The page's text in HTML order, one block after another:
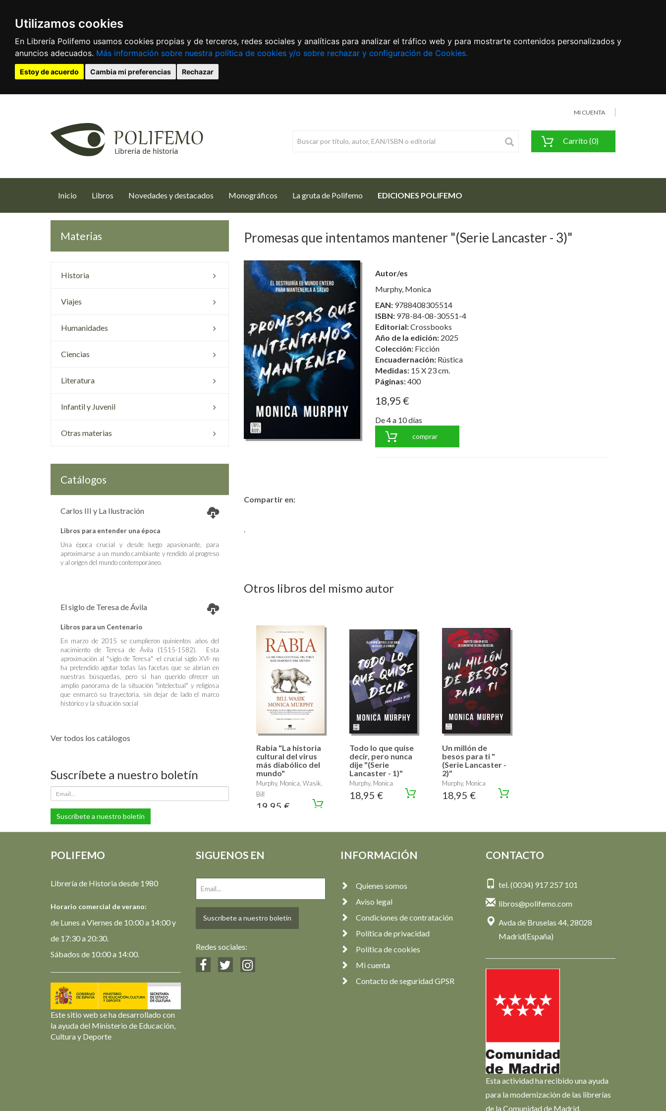
Utilizamos cookies
En Librería Polifemo usamos cookies propias y de terceros, redes sociales y analíticas para analizar el tráfico web y para mostrarte contenidos personalizados y
anuncios adecuados. Más información sobre nuestra política de cookies y/o sobre rechazar y configuración de Cookies.
Estoy de acuerdo Cambia mi preferencias Rechazar
MI CUENTA
Carrito (0)
Inicio (current)
Libros Novedades y destacados Monográficos La gruta de Polifemo EDICIONES POLIFEMO
Materias
Historia
Viajes
Humanidades
Ciencias
Literatura
Infantil y Juvenil
Otras materias
Catálogos
Carlos III y La Ilustración
Libros para entender una época
Una época crucial y desde luego apasionante, para
aproximarse a un mundo cambiante y rendido al progreso
y al origen del mundo contemporáneo.
El siglo de Teresa de Ávila
Libros para un Centenario
En marzo de 2015 se cumplieron quinientos años del
nacimiento de Teresa de Ávila (1515-1582). Esta
aproximación al "siglo de Teresa" -el crucial siglo XVI- no
ha pretendido agotar todas las facetas que se abrían en
nuestras búsquedas, pero sí han querido ofrecer un
amplio panorama de la situación "intelectual" y religiosa
que enmarcó su trayectoria, sin dejar de lado el marco
histórico y la situación social
Ver todos los catálogos
Suscríbete a nuestro boletín
Suscríbete a nuestro boletín
Promesas que intentamos mantener "(Serie Lancaster - 3)"
Autor/es
Murphy, Monica
EAN: 9788408305514
ISBN: 978-84-08-30551-4
Editorial:Crossbooks
Año de la edición: 2025
Colección: Ficción
Encuadernación: Rústica
Medidas: 15 X 23 cm.
Páginas:400
18,95 €
De 4 a 10 días
comprar
Compartir en:
.
Otros libros del mismo autor
Rabia "La historia
cultural del virus
más diabólico del
mundo"
Murphy, Monica, Wasik,
Bill
19,95 €
Todo lo que quise
decir, pero nunca
dije "(Serie
Lancaster - 1)"
Murphy, Monica
18,95 €
Un millón de
besos para ti "
(Serie Lancaster -
2)"
Murphy, Monica
18,95 €
POLIFEMO
Librería de Historia desde 1980
Horario comercial de verano:
de Lunes a Viernes de 10:00 a 14:00 y
de 17:30 a 20:30.
Sábados de 10:00 a 14:00.
Este sitio web se ha desarrollado con
la ayuda del Ministerio de Educación,
Cultura y Deporte
SIGUENOS EN
Suscríbete a nuestro boletín
Redes sociales:
INFORMACIÓN
Quienes somos
Aviso legal
Condiciones de contratación
Política de privacidad
Política de cookies
Mi cuenta
Contacto de seguridad GPSR
CONTACTO
tel. (0034) 917 257 101
libros@polifemo.com
Avda de Bruselas 44, 28028
Madrid(España)
Esta actividad ha recibido una ayuda
para la modernización de las librerías
de la Comunidad de Madrid.